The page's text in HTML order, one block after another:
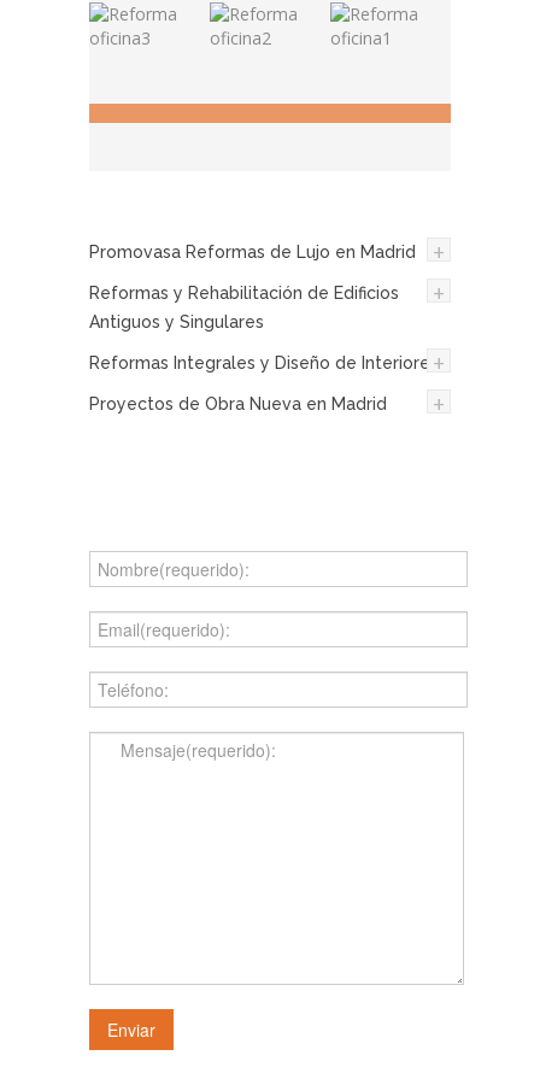
Promovasa Reformas de Lujo en Madrid +
Reformas y Rehabilitación de Edificios
Antiguos y Singulares
+
Reformas Integrales y Diseño de Interiores+
Proyectos de Obra Nueva en Madrid +